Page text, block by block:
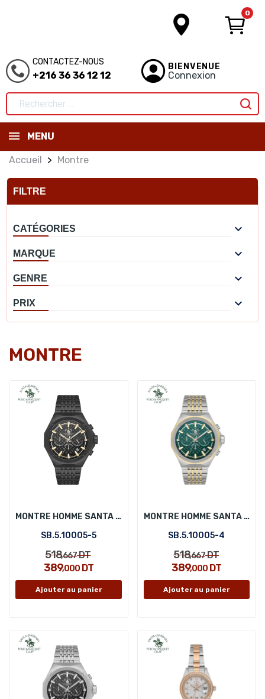
0
CONTACTEZ-NOUS
+216 36 36 12 12
BIENVENUE
Connexion
MENU
Accueil Montre
FILTRE
CATÉGORIES 
MARQUE 
GENRE 
PRIX 
MONTRE
MONTRE HOMME SANTA BARBARA POLO SB.5.10005-5
SB.5.10005-5
518,667DT
389,000DT
Ajouter au panier
MONTRE HOMME SANTA BARBARA POLO SB.5.10005-4
SB.5.10005-4
518,667DT
389,000 DT
Ajouter au panier